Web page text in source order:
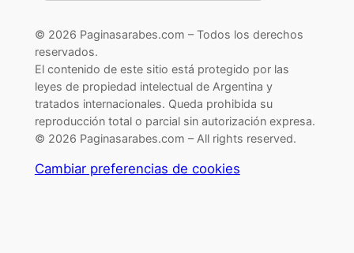
© 2026 Paginasarabes.com – Todos los derechos
reservados.
El contenido de este sitio está protegido por las
leyes de propiedad intelectual de Argentina y
tratados internacionales. Queda prohibida su
reproducción total o parcial sin autorización expresa.
© 2026 Paginasarabes.com – All rights reserved.
Cambiar preferencias de cookies